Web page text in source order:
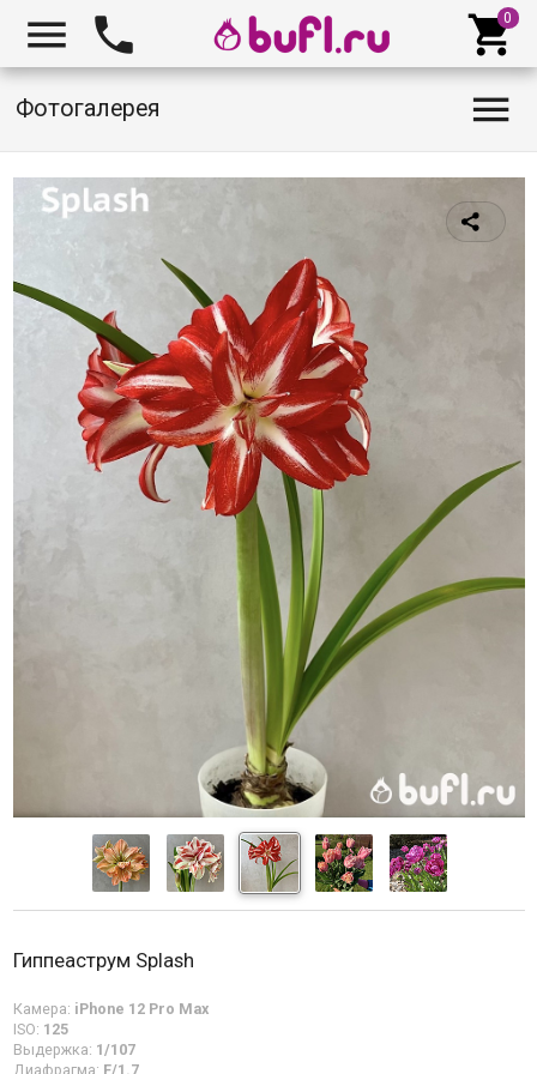
  
Фотогалерея 
Гиппеаструм Splash
Камера: iPhone 12 Pro Max
ISO: 125
Выдержка: 1/107
Диафрагма: F/1.7